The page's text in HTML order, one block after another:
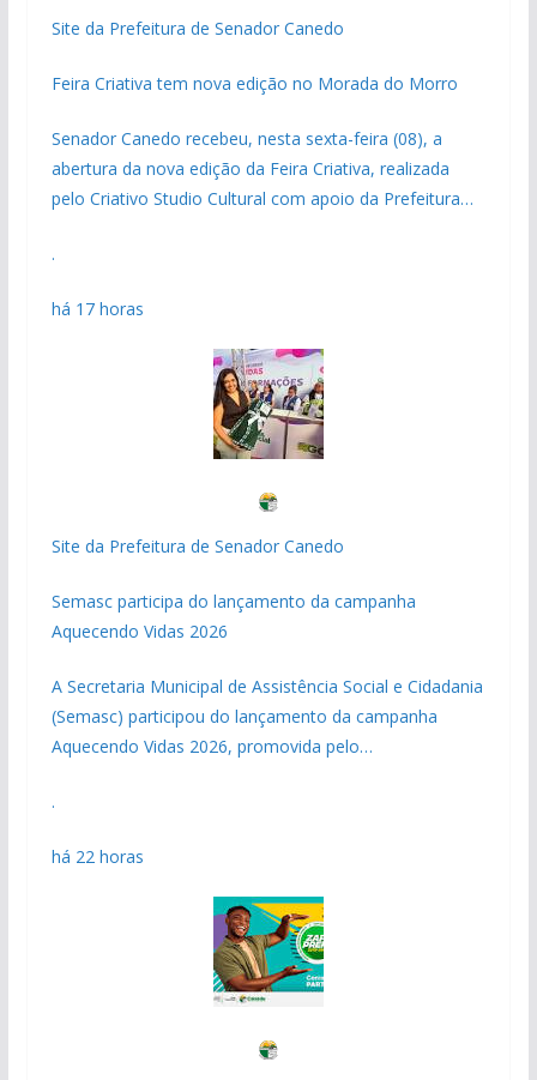
Site da Prefeitura de Senador Canedo
Feira Criativa tem nova edição no Morada do Morro
Senador Canedo recebeu, nesta sexta-feira (08), a
abertura da nova edição da Feira Criativa, realizada
pelo Criativo Studio Cultural com apoio da Prefeitura…
.
há 17 horas
Site da Prefeitura de Senador Canedo
Semasc participa do lançamento da campanha
Aquecendo Vidas 2026
A Secretaria Municipal de Assistência Social e Cidadania
(Semasc) participou do lançamento da campanha
Aquecendo Vidas 2026, promovida pelo…
.
há 22 horas